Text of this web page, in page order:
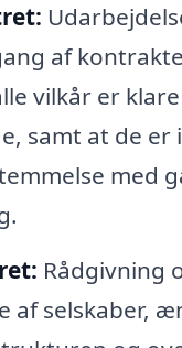
af
vilkår er
samt at de er i
med
Rådgivning
af selskaber,